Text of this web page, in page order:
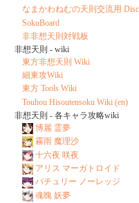
なまかわねむの天則交流用
SokuBoard
非非想天則対戦板
非想天則 - wiki
東方非想天則 Wiki
細東攻Wiki
東方 Tools Wiki
Touhou Hisoutensoku Wiki (en)
非想天則 - 各キャラ攻略wiki
博麗 霊夢
霧雨 魔理沙
十六夜 咲夜
アリス マーガトロイド
パチュリー ノーレッジ
魂魄 妖夢